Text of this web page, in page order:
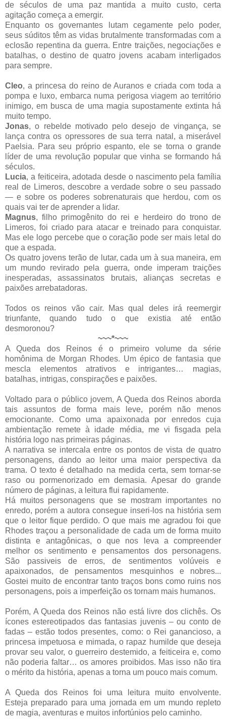
de séculos de uma paz mantida a muito custo, certa
agitação começa a emergir.
Enquanto os governantes lutam cegamente pelo poder,
seus súditos têm as vidas brutalmente transformadas com a
eclosão repentina da guerra. Entre traições, negociações e
batalhas, o destino de quatro jovens acabam interligados
para sempre.
Cleo, a princesa do reino de Auranos e criada com toda a
pompa e luxo, embarca numa perigosa viagem ao território
inimigo, em busca de uma magia supostamente extinta há
muito tempo.
Jonas, o rebelde motivado pelo desejo de vingança, se
lança contra os opressores de sua terra natal, a miserável
Paelsia. Para seu próprio espanto, ele se torna o grande
líder de uma revolução popular que vinha se formando há
séculos.
Lucia, a feiticeira, adotada desde o nascimento pela família
real de Limeros, descobre a verdade sobre o seu passado
— e sobre os poderes sobrenaturais que herdou, com os
quais vai ter de aprender a lidar.
Magnus, filho primogênito do rei e herdeiro do trono de
Limeros, foi criado para atacar e treinado para conquistar.
Mas ele logo percebe que o coração pode ser mais letal do
que a espada.
Os quatro jovens terão de lutar, cada um à sua maneira, em
um mundo revirado pela guerra, onde imperam traições
inesperadas, assassinatos brutais, alianças secretas e
paixões arrebatadoras.
Todos os reinos vão cair. Mas qual deles irá reemergir
triunfante, quando tudo o que existia até então
desmoronou?
~~~*~~~
A Queda dos Reinos é o primeiro volume da série
homônima de Morgan Rhodes. Um épico de fantasia que
mescla elementos atrativos e intrigantes… magias,
batalhas, intrigas, conspirações e paixões.
Voltado para o público jovem, A Queda dos Reinos aborda
tais assuntos de forma mais leve, porém não menos
emocionante. Como uma apaixonada por enredos cuja
ambientação remete à idade média, me vi fisgada pela
história logo nas primeiras páginas.
A narrativa se intercala entre os pontos de vista de quatro
personagens, dando ao leitor uma maior perspectiva da
trama. O texto é detalhado na medida certa, sem tornar-se
raso ou pormenorizado em demasia. Apesar do grande
número de páginas, a leitura flui rapidamente.
Há muitos personagens que se mostram importantes no
enredo, porém a autora consegue inseri-los na história sem
que o leitor fique perdido. O que mais me agradou foi que
Rhodes traçou a personalidade de cada um de forma muito
distinta e antagônicas, o que nos leva a compreender
melhor os sentimento e pensamentos dos personagens.
São passiveis de erros, de sentimentos volúveis e
apaixonados, de pensamentos mesquinhos e nobres...
Gostei muito de encontrar tanto traços bons como ruins nos
personagens, pois a imperfeição os tornam mais humanos.
Porém, A Queda dos Reinos não está livre dos clichês. Os
ícones estereotipados das fantasias juvenis – ou conto de
fadas – estão todos presentes, como: o Rei ganancioso, a
princesa impetuosa e mimada, o rapaz humilde que deseja
provar seu valor, o guerreiro destemido, a feiticeira e, como
não poderia faltar… os amores proibidos. Mas isso não tira
o mérito da história, apenas a torna um pouco mais comum.
A Queda dos Reinos foi uma leitura muito envolvente.
Esteja preparado para uma jornada em um mundo repleto
de magia, aventuras e muitos infortúnios pelo caminho.